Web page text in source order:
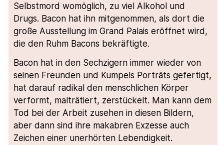
Selbstmord womöglich, zu viel Alkohol und
Drugs. Bacon hat ihn mitgenommen, als dort die
große Ausstellung im Grand Palais eröffnet wird,
die den Ruhm Bacons bekräftigte.
Bacon hat in den Sechzigern immer wieder von
seinen Freunden und Kumpels Porträts gefertigt,
hat darauf radikal den menschlichen Körper
verformt, malträtiert, zerstückelt. Man kann dem
Tod bei der Arbeit zusehen in diesen Bildern,
aber dann sind ihre makabren Exzesse auch
Zeichen einer unerhörten Lebendigkeit.